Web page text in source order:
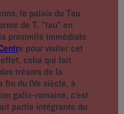
le palais du Tau
de T, "tau" en
proximité immédiate
e pour visiter cet
effet, celui qui fait
trésors de la
fin du IVe siècle, à
gallo-romaine, c’est
partie intégrante du